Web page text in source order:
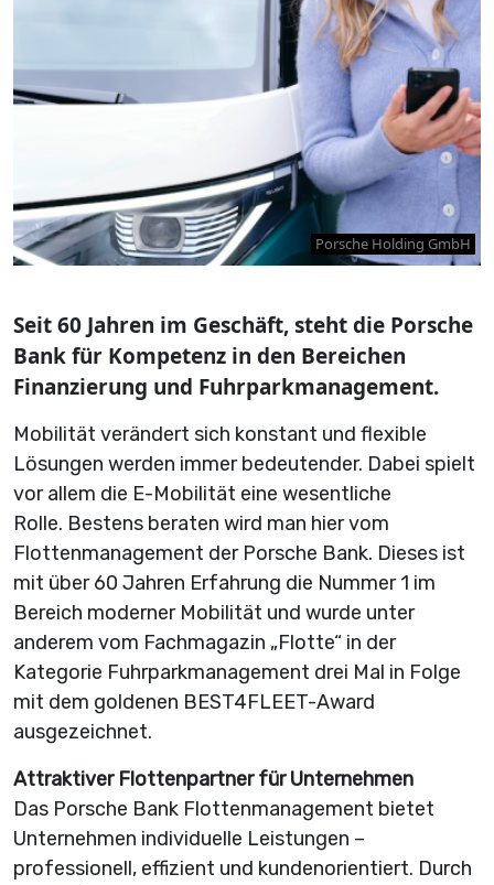
Porsche Holding GmbH
Seit 60 Jahren im Geschäft, steht die Porsche
Bank für Kompetenz in den Bereichen
Finanzierung und Fuhrparkmanagement.
Mobilität verändert sich konstant und flexible
Lösungen werden immer bedeutender. Dabei spielt
vor allem die E-Mobilität eine wesentliche
Rolle. Bestens beraten wird man hier vom
Flottenmanagement der Porsche Bank. Dieses ist
mit über 60 Jahren Erfahrung die Nummer 1 im
Bereich moderner Mobilität und wurde unter
anderem vom Fachmagazin „Flotte“ in der
Kategorie Fuhrparkmanagement drei Mal in Folge
mit dem goldenen BEST4FLEET-Award
ausgezeichnet.
Attraktiver Flottenpartner für Unternehmen
Das Porsche Bank Flottenmanagement bietet
Unternehmen individuelle Leistungen –
professionell, effizient und kundenorientiert. Durch